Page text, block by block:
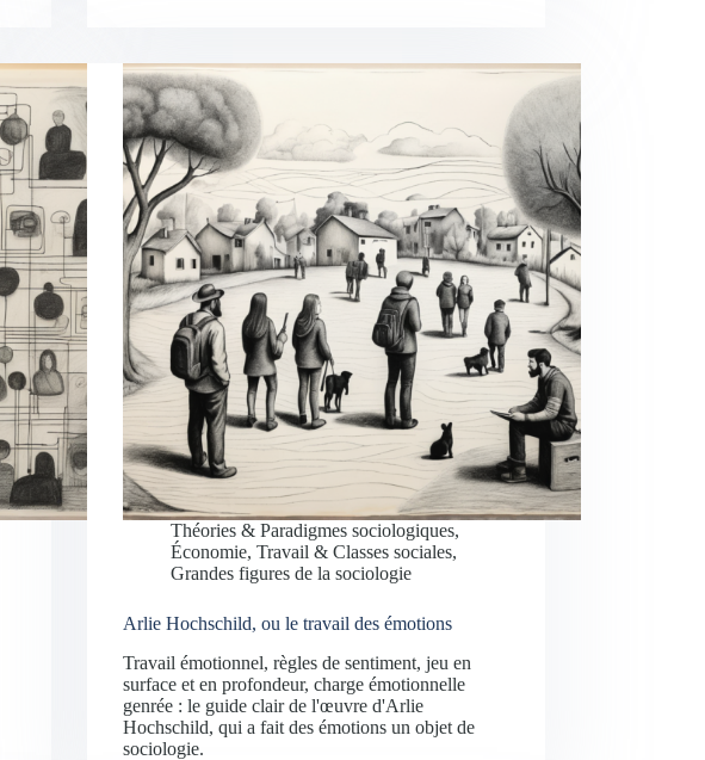
Théories & Paradigmes sociologiques,
Économie, Travail & Classes sociales,
Grandes figures de la sociologie
Arlie Hochschild, ou le travail des émotions
Travail émotionnel, règles de sentiment, jeu en
surface et en profondeur, charge émotionnelle
genrée : le guide clair de l'œuvre d'Arlie
Hochschild, qui a fait des émotions un objet de
sociologie.